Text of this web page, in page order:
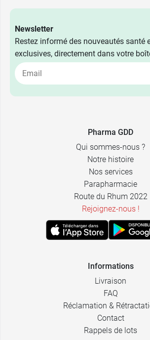
Newsletter
Restez informé des nouveautés santé
exclusives, directement dans votre
Pharma GDD
Qui sommes-nous ?
Notre histoire
Nos services
Parapharmacie
Route du Rhum 2022
Rejoignez-nous !
Informations
Livraison
FAQ
Réclamation &
Contact
Rappels de lots